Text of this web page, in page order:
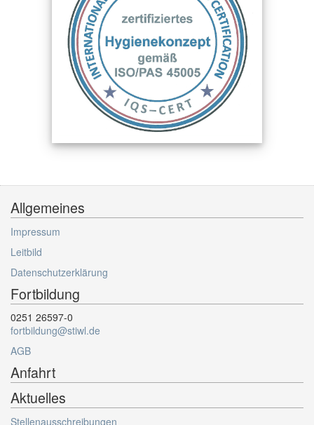
Allgemeines
Impressum
Leitbild
Datenschutzerklärung
Fortbildung
0251 26597-0
fortbildung@stiwl.de
AGB
Anfahrt
Aktuelles
Stellenausschreibungen